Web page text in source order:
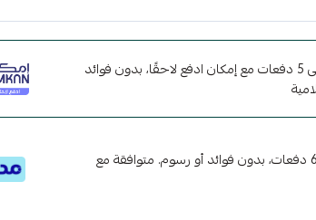
وقسّمها على 5 دفعات مع إمكان ادفع لاحقًا، بدون فوائد
قسم دفعاتك بطريقة ميسرة إلى 4 وحتى 6 دفعات، بدون فوائد أو رسوم. متوافقة مع